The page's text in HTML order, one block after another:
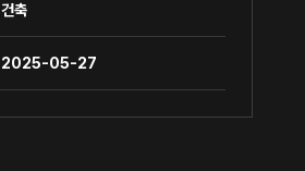
건축
2025-05-27